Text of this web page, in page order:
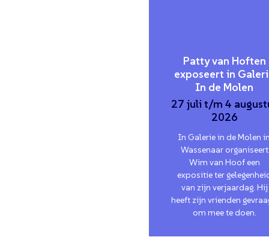
Patty van Hoften
exposeert in
In de Molen
27 juli t/m 4
2026
In Galerie in de Molen in
Wassenaar organiseert
Wim van Hoof een
expositie ter
van zijn verjaardag. Hij
heeft zijn vrienden
om mee te doen.